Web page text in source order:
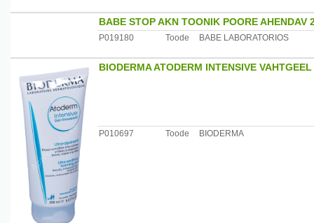
BABE STOP AKN TOONIK POORE AHENDAV
P019180 Toode BABE LABORATORIOS
BIODERMA ATODERM INTENSIVE
P010697 Toode BIODERMA